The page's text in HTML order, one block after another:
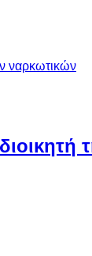
ναρκωτικών